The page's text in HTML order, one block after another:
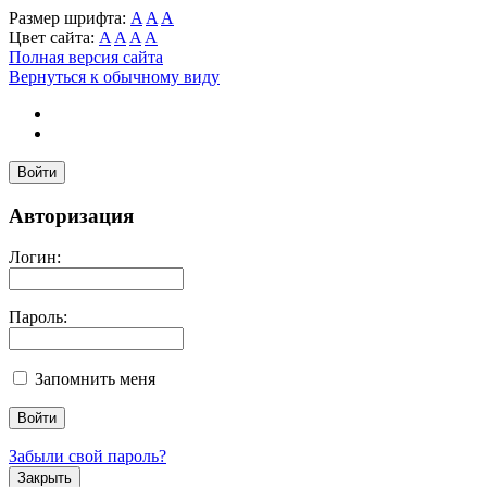
Размер шрифта: A A A
Цвет сайта: A A A A
Полная версия сайта
Вернуться к обычному виду
Войти
Авторизация
Логин:
Пароль:
Запомнить меня
Забыли свой пароль?
Закрыть